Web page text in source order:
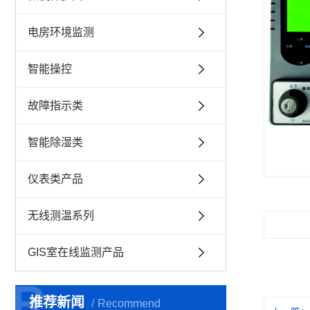
电房环境监测
智能操控
故障指示类
智能除湿类
仪表类产品
无线测温系列
GIS室在线监测产品
推荐新闻 Recommend